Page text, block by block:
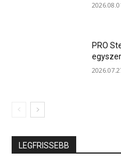
PRO
LEGFRISSEBB